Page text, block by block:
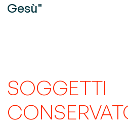
Gesù"
SOGGETTI